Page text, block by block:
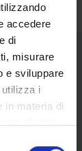
accedere
di
misurare
e sviluppare
i
in materia di
digitale